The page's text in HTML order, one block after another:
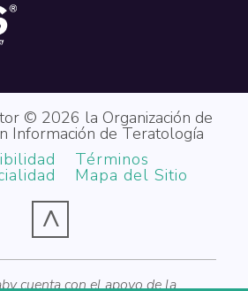
© 2026 la Organización de
Información de Teratología
Términos
Mapa del Sitio
^
cuenta con el apoyo de la